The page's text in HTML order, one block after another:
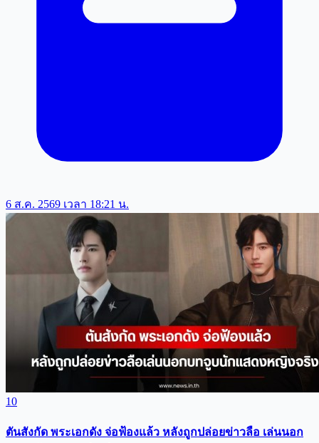
6 ส.ค. 2569 เวลา 18:21 น.
10
ตันสังกัด พระเอกดัง จ่อฟ้องแล้ว หลังถูกปล่อยข่าวลือ เล่นนอก